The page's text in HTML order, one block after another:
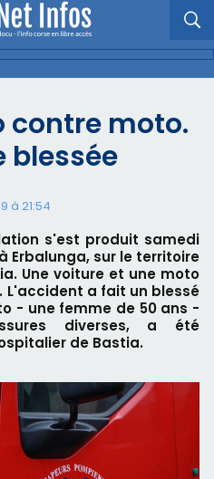
contre moto.
blessée
à 21:54
s'est produit samedi
Erbalunga, sur le territoire
Une voiture et une moto
L'accident a fait un blessé
- une femme de 50 ans -
diverses, a été
de Bastia.